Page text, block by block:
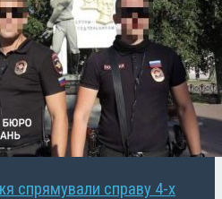
спрямували справу 4-х